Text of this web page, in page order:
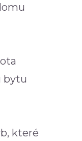
bytu
které